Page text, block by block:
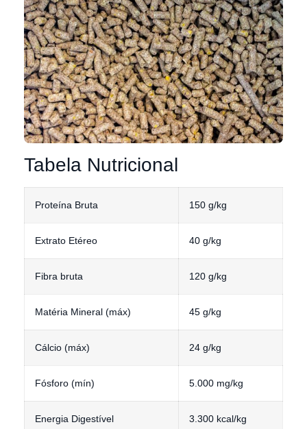
Tabela Nutricional
Proteína Bruta 150 g/kg
Extrato Etéreo 40 g/kg
Fibra bruta 120 g/kg
Matéria Mineral (máx) 45 g/kg
Cálcio (máx) 24 g/kg
Fósforo (mín) 5.000 mg/kg
Energia Digestível 3.300 kcal/kg